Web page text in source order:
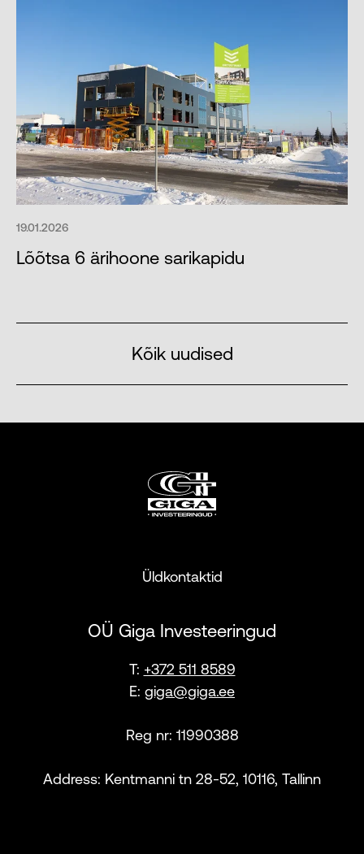
19.01.2026
Lõõtsa 6 ärihoone sarikapidu
Kõik uudised
Üldkontaktid
OÜ Giga Investeeringud
T: +372 511 8589
E: giga@giga.ee
Reg nr: 11990388
Address: Kentmanni tn 28-52, 10116, Tallinn